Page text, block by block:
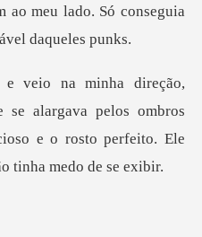
ao meu lado. Só conse
se alargava pelos ombros
e o ros